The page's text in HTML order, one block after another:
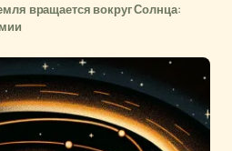
вращается вокруг Солнца: